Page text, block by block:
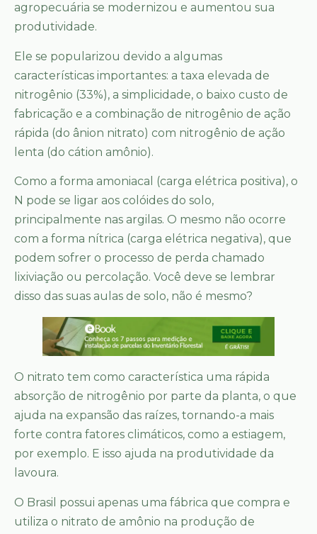
agropecuária se modernizou e aumentou sua
produtividade.
Ele se popularizou devido a algumas
características importantes: a taxa elevada de
nitrogênio (33%), a simplicidade, o baixo custo de
fabricação e a combinação de nitrogênio de ação
rápida (do ânion nitrato) com nitrogênio de ação
lenta (do cátion amônio).
Como a forma amoniacal (carga elétrica positiva), o
N pode se ligar aos colóides do solo,
principalmente nas argilas. O mesmo não ocorre
com a forma nítrica (carga elétrica negativa), que
podem sofrer o processo de perda chamado
lixiviação ou percolação. Você deve se lembrar
disso das suas aulas de solo, não é mesmo?
O nitrato tem como característica uma rápida
absorção de nitrogênio por parte da planta, o que
ajuda na expansão das raízes, tornando-a mais
forte contra fatores climáticos, como a estiagem,
por exemplo. E isso ajuda na produtividade da
lavoura.
O Brasil possui apenas uma fábrica que compra e
utiliza o nitrato de amônio na produção de